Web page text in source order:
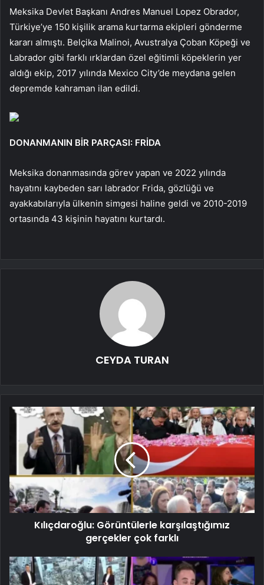
Meksika Devlet Başkanı Andres Manuel Lopez Obrador,
Türkiye’ye 150 kişilik arama kurtarma ekipleri gönderme
kararı almıştı. Belçika Malinoi, Avustralya Çoban Köpeği ve
Labrador gibi farklı ırklardan özel eğitimli köpeklerin yer
aldığı ekip, 2017 yılında Mexico City’de meydana gelen
depremde kahraman ilan edildi.
DONANMANIN BİR PARÇASI: FRİDA
Meksika donanmasında görev yapan ve 2022 yılında
hayatını kaybeden sarı labrador Frida, gözlüğü ve
ayakkabılarıyla ülkenin simgesi haline geldi ve 2010-2019
ortasında 43 kişinin hayatını kurtardı.
CEYDA TURAN
Kılıçdaroğlu: Görüntülerle karşılaştığımız
gerçekler çok farklı